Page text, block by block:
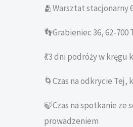
🫂Warsztat stacjonarny
👣Grabieniec 36, 62-
💃3 dni podróży w kręgu
🌀Czas na odkrycie Tej,
🍃Czas na spotkanie
prowadzeniem